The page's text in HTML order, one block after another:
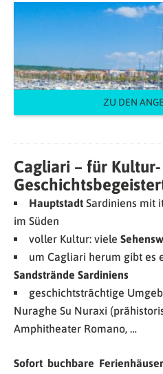
ZU DEN
Cagliari – für
Hauptstadt Sardiniens mit
im Süden
voller Kultur: viele
um Cagliari herum gibt es
Sandstrände Sardiniens
geschichtsträchtige
Nuraghe Su Nuraxi
Amphitheater Romano, …
Sofort buchbare